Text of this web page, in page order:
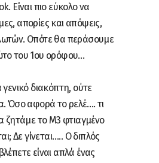
Είναι πιο εύκολο να
απορίες και απόψεις,
Οπότε θα περάσουμε
του 1ου ορόφου…
διακόπτη, ούτε
Όσο αφορά το ρελέ…. τι
ζητάμε το M3 φτιαγμένο
Δε γίνεται….. Ο διπλός
είναι απλά ένας